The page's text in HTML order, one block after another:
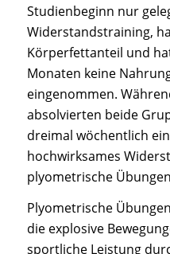
Studienbeginn nur
Widerstandstraining,
Körperfettanteil und
Monaten keine
eingenommen.
absolvierten beide
dreimal wöchentlich
hochwirksames
plyometrische
Plyometrische
die explosive
sportliche Leistung